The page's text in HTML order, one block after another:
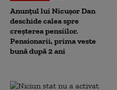
Anunțul lui Nicușor Dan
deschide calea spre
creșterea pensiilor.
Pensionarii, prima veste
bună după 2 ani